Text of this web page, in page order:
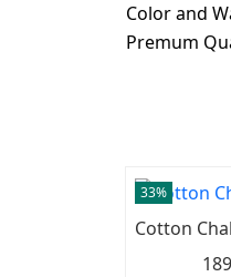
Color and
Premum
33%
Cotton